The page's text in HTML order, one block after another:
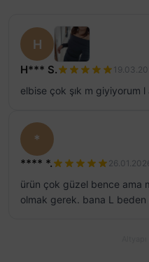
H
H*** S.
elbise çok şık m giyiyorum l
*
**** *.
ürün çok güzel bence ama
olmak gerek. bana L